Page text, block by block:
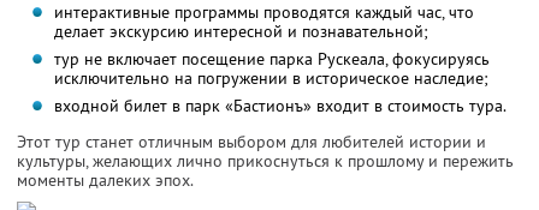
интерактивные программы проводятся каждый час, что
делает экскурсию интересной и познавательной;
тур не включает посещение парка Рускеала, фокусируясь
исключительно на погружении в историческое наследие;
входной билет в парк «Бастионъ» входит в стоимость тура.
Этот тур станет отличным выбором для любителей истории и
культуры, желающих лично прикоснуться к прошлому и пережить
моменты далеких эпох.